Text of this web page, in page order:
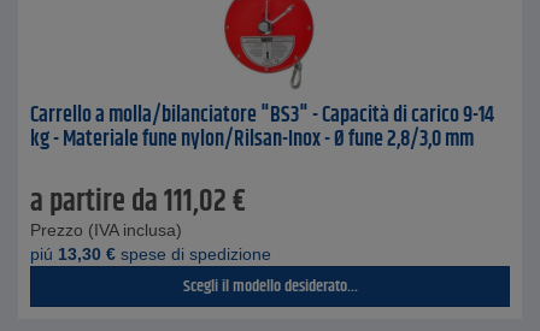
Carrello a molla/bilanciatore "BS3" - Capacità di carico 9-14
kg - Materiale fune nylon/Rilsan-Inox - Ø fune 2,8/3,0 mm
a partire da111,02€
Prezzo (IVA inclusa)
piú 13,30 € spese di spedizione
Scegli il modello desiderato...